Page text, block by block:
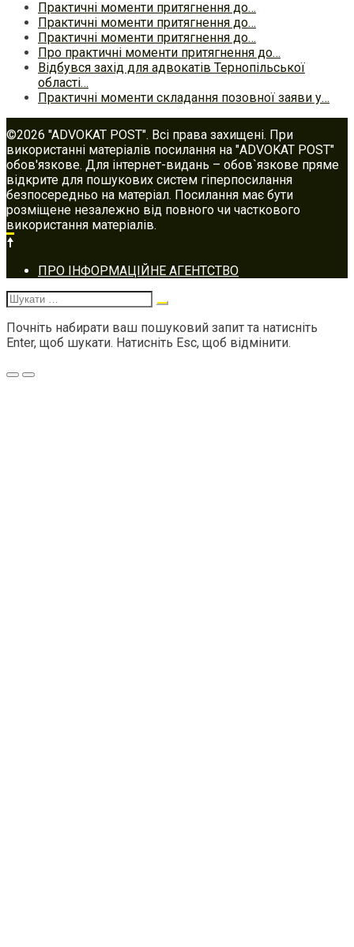
Практичні моменти притягнення до…
Практичні моменти притягнення до…
Практичні моменти притягнення до…
Про практичні моменти притягнення до…
Відбувся захід для адвокатів Тернопільської
області…
Практичні моменти складання позовної заяви у…
©2026 "ADVOKAT POST". Всі права захищені. При
використанні матеріалів посилання на "ADVOKAT POST"
обов'язкове. Для інтернет-видань – обов`язкове пряме
відкрите для пошукових систем гіперпосилання
безпосередньо на матеріал. Посилання має бути
розміщене незалежно від повного чи часткового
використання матеріалів.
Footer
navigation
ПРО ІНФОРМАЦІЙНЕ АГЕНТСТВО
Шукати:
Почніть набирати ваш пошуковий запит та натисніть
Enter, щоб шукати. Натисніть Esc, щоб відмінити.
Меню